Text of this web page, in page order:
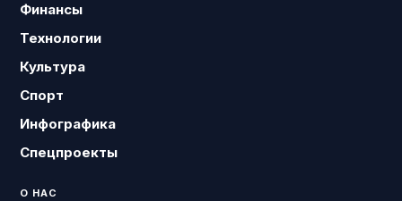
Финансы
Технологии
Культура
Спорт
Инфографика
Спецпроекты
О НАС